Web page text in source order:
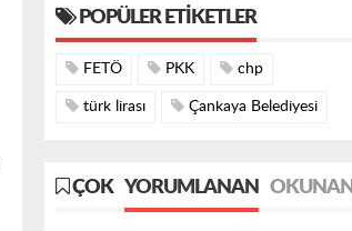
POPÜLER ETIKETLER
FETÖ PKK chp
türk lirası Çankaya Belediyesi
ÇOK YORUMLANAN OKUNAN